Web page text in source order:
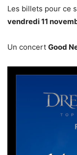
Les billets pour ce
vendredi 11
Un concert Good